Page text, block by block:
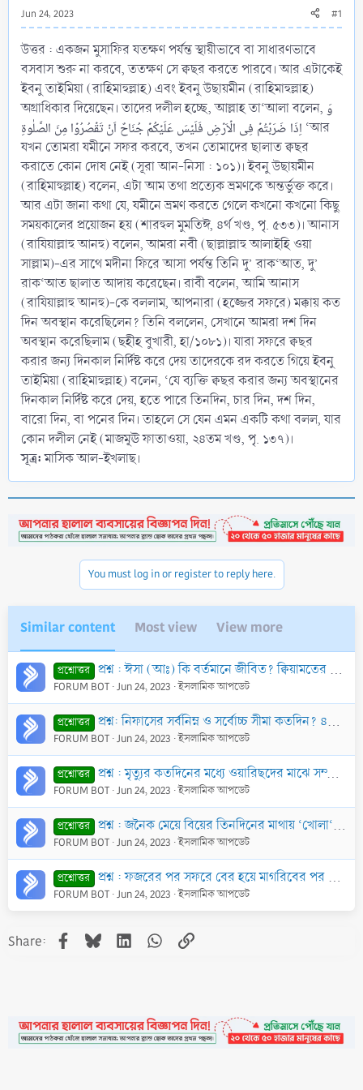
Jun 24, 2023 #1
উত্তর : একজন মুসাফির যতক্ষণ পর্যন্ত স্থায়ীভাবে বা সাধারণভাবে
বসবাস শুরু না করবে, ততক্ষণ সে ক্বছর করতে পারবে। আর এটাকেই
ইবনু তাইমিয়া (রাহিমাহুল্লাহ) এবং ইবনু উছায়মীন (রাহিমাহুল্লাহ)
অগ্রাধিকার দিয়েছেন। তাদের দলীল হচ্ছে, আল্লাহ তা‘আলা বলেন, وَ
اِذَا ضَرَبۡتُمۡ فِی الۡاَرۡضِ فَلَیۡسَ عَلَیۡکُمۡ جُنَاحٌ اَنۡ تَقۡصُرُوۡا مِنَ الصَّلٰوۃِ ‘আর
যখন তোমরা যমীনে সফর করবে, তখন তোমাদের ছালাত ক্বছর
করাতে কোন দোষ নেই (সূরা আন-নিসা : ১০১)। ইবনু উছায়মীন
(রাহিমাহুল্লাহ) বলেন, এটা আম তথা প্রত্যেক ভ্রমণকে অন্তর্ভুক্ত করে।
আর এটা জানা কথা যে, যমীনে ভ্রমণ করতে গেলে কখনো কখনো কিছু
সময়কালের প্রয়োজন হয় (শারহুল মুমতিঈ, ৪র্থ খণ্ড, পৃ. ৫৩৩)। আনাস
(রাযিয়াল্লাহু আনহু) বলেন, আমরা নবী (ছাল্লাল্লাহু আলাইহি ওয়া
সাল্লাম)-এর সাথে মদীনা ফিরে আসা পর্যন্ত তিনি দু’ রাক‘আত, দু’
রাক‘আত ছালাত আদায় করেছেন। রাবী বলেন, আমি আনাস
(রাযিয়াল্লাহু আনহু)-কে বললাম, আপনারা (হজ্জের সফরে) মক্কায় কত
দিন অবস্থান করেছিলেন? তিনি বললেন, সেখানে আমরা দশ দিন
অবস্থান করেছিলাম (ছহীহ বুখারী, হা/১০৮১)। যারা সফরে ক্বছর
করার জন্য দিনকাল নির্দিষ্ট করে দেয় তাদেরকে রদ করতে গিয়ে ইবনু
তাইমিয়া (রাহিমাহুল্লাহ) বলেন, ‘যে ব্যক্তি ক্বছর করার জন্য অবস্থানের
দিনকাল নির্দিষ্ট করে দেয়, হতে পারে তিনদিন, চার দিন, দশ দিন,
বারো দিন, বা পনের দিন। তাহলে সে যেন এমন একটি কথা বলল, যার
কোন দলীল নেই (মাজমূঊ ফাতাওয়া, ২৪তম খণ্ড, পৃ. ১৩৭)।
সূত্র:মাসিক আল-ইখলাছ।
You must log in or register to reply here.
Similar content Most view View more
প্রশ্নোত্তর প্রশ্ন : ঈসা (আঃ) কি বর্তমানে জীবিত? ক্বিয়ামতের কতদিন পূর্বে তিনি আসবেন এবং কি কি কাজ করবেন?
FORUM BOT Jun 24, 2023 ইসলামিক আপডেট
প্রশ্নোত্তর প্রশ্ন: নিফাসের সর্বনিম্ন ও সর্বোচ্চ সীমা কতদিন? ৪০ দিনের পূর্বে রক্ত বন্ধ হয়ে গেলেও ইবাদতের জন্য ৪০ দিন অপেক্ষা করতে হবে কি?
FORUM BOT Jun 24, 2023 ইসলামিক আপডেট
প্রশ্নোত্তর প্রশ্ন : মৃত্যুর কতদিনের মধ্যে ওয়ারিছদের মাঝে সম্পদ বণ্টন করতে হয়? এতে কেউ গড়িমসি করলে কোন পাপ হবে কি?
FORUM BOT Jun 24, 2023 ইসলামিক আপডেট
প্রশ্নোত্তর প্রশ্ন : জনৈক মেয়ে বিয়ের তিনদিনের মাথায় ‘খোলা‘ করে বিচ্ছিন্ন হয়ে যায়। তাদের মধ্যে কোন নির্জনবাস হয়নি। এক্ষণে ঐ মেয়েকে কতদিন ইদ্দত পালন করতে হবে?
FORUM BOT Jun 24, 2023 ইসলামিক আপডেট
প্রশ্নোত্তর প্রশ্ন : ফজরের পর সফরে বের হয়ে মাগরিবের পর সফর শেষ হয়। এর মধ্যকার যোহর ও আছর ছালাত মাগরিবের ছালাতের সাথে পড়তে হবে? না ফজরের সময় এক সাথে সকল ছালাত পড়ে
FORUM BOT Jun 24, 2023 ইসলামিক আপডেট
Share: Facebook
BlueskyLinkedInWhatsApp
Link